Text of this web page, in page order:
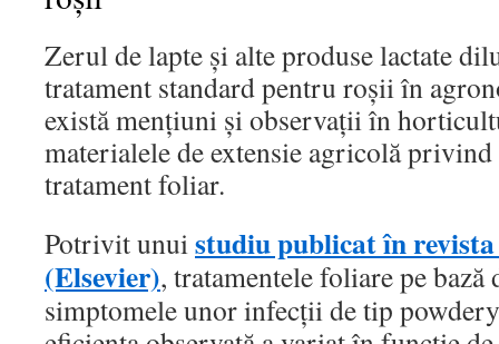
Zerul de lapte și alte produse lactate
tratament standard pentru roșii în
există mențiuni și observații în
materialele de extensie agricolă
tratament foliar.
Potrivit unuistudiu publicat în
(Elsevier), tratamentele foliare pe bază
simptomele unor infecții de tip